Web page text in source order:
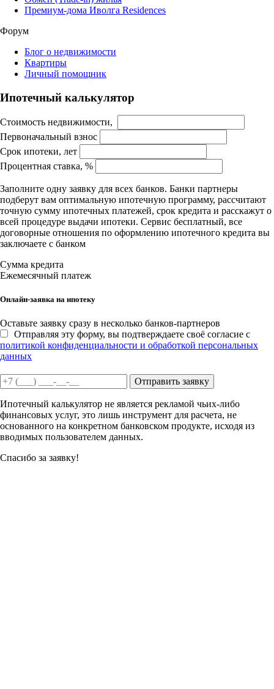
Премиум-дома Иволга Residences
Форум
Блог о недвижимости
Квартиры
Личный помощник
Ипотечный калькулятор
Стоимость недвижимости,
Первоначальный взнос
Срок ипотеки, лет
Процентная ставка, %
Заполните одну заявку для всех банков. Банки партнеры
подберут вам оптимальную ипотечную программу, рассчитают
точную сумму ипотечных платежей, срок кредита и расскажут о
всей процедуре выдачи ипотеки. Сервис бесплатный, все
договорные отношения по оформлению ипотечного кредита вы
заключаете с банком
Сумма кредита
Ежемесячный платеж
Онлайн-заявка на ипотеку
Оставьте заявку сразу в несколько банков-партнеров
Отправляя эту форму, вы подтверждаете своё согласие с
политикой конфиденциальности и обработкой персональных
данных
Отправить заявку
Ипотечный калькулятор не является рекламой чьих-либо
финансовых услуг, это лишь инструмент для расчета, не
основанного на конкретном банковском продукте, исходя из
вводимых пользователем данных.
Спасибо за заявку!